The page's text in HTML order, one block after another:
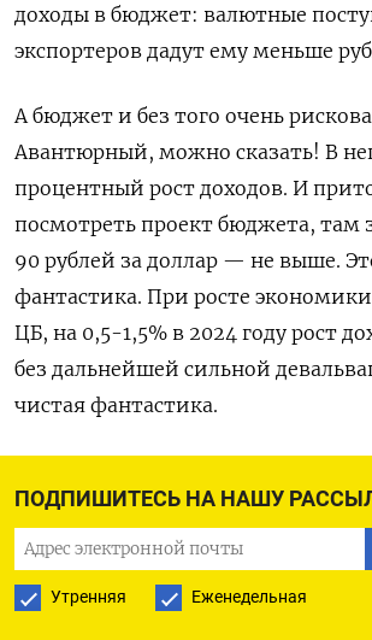
ПОДПИШИТЕСЬ НА НАШУ
Утренняя Еженедельная
доходы в бюджет: валютные
экспортеров дадут ему меньше
А бюджет и без того очень
Авантюрный, можно сказать! В
процентный рост доходов. И
посмотреть проект бюджета, там
90 рублей за доллар — не выше.
фантастика. При росте
ЦБ, на 0,5-1,5% в 2024 году рост
без дальнейшей сильной
чистая фантастика.
— 153,4 трлн руб. Доходы
году составили 27,8 трлн рублей.
доходов государства в ВВП